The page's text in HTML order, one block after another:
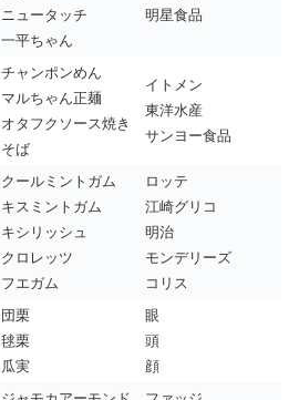
ニュータッチ
一平ちゃん
明星食品
チャンポンめん
マルちゃん正麺
オタフクソース焼き
そば
イトメン
東洋水産
サンヨー食品
クールミントガム
キスミントガム
キシリッシュ
クロレッツ
フエガム
ロッテ
江崎グリコ
明治
モンデリーズ
コリス
団栗
毬栗
瓜実
眼
頭
顔